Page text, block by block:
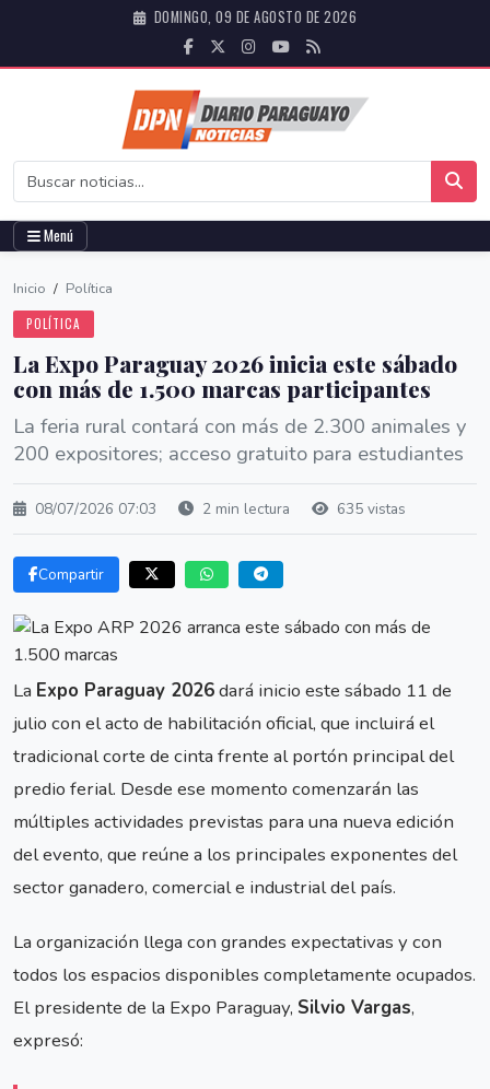
DOMINGO, 09 DE AGOSTO DE 2026
Menú
Inicio / Política
POLÍTICA
La Expo Paraguay 2026 inicia este sábado
con más de 1.500 marcas participantes
La feria rural contará con más de 2.300 animales y
200 expositores; acceso gratuito para estudiantes
08/07/2026 07:03 2 min lectura 635 vistas
Compartir
La Expo Paraguay 2026dará inicio este sábado 11 de
julio con el acto de habilitación oficial, que incluirá el
tradicional corte de cinta frente al portón principal del
predio ferial. Desde ese momento comenzarán las
múltiples actividades previstas para una nueva edición
del evento, que reúne a los principales exponentes del
sector ganadero, comercial e industrial del país.
La organización llega con grandes expectativas y con
todos los espacios disponibles completamente ocupados.
El presidente de la Expo Paraguay, Silvio Vargas,
expresó: